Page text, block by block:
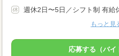
週休2日〜5日／シフト制 有給
もっと見
応募する（バイ